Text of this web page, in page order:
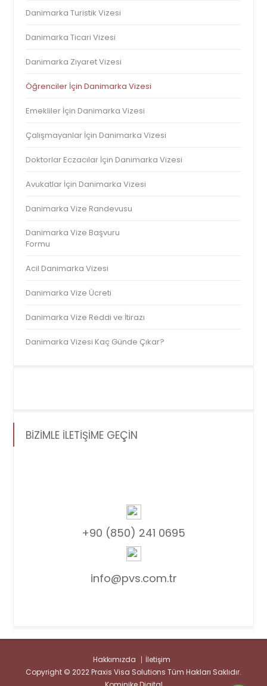
Danimarka Turistik Vizesi
Danimarka Ticari Vizesi
Danimarka Ziyaret Vizesi
Öğrenciler İçin Danimarka Vizesi
Emekliler İçin Danimarka Vizesi
Çalışmayanlar İçin Danimarka Vizesi
Doktorlar Eczacılar İçin Danimarka Vizesi
Avukatlar İçin Danimarka Vizesi
Danimarka Vize Randevusu
Danimarka Vize Başvuru
Formu
Acil Danimarka Vizesi
Danimarka Vize Ücreti
Danimarka Vize Reddi ve İtirazı
Danimarka Vizesi Kaç Günde Çıkar?
BİZİMLE İLETİŞİME GEÇİN
+90 (850) 241 0695
info@pvs.com.tr
Hakkımızda
İletişim
Copyright © 2022 Praxis Visa Solutions Tüm Hakları Saklıdır.